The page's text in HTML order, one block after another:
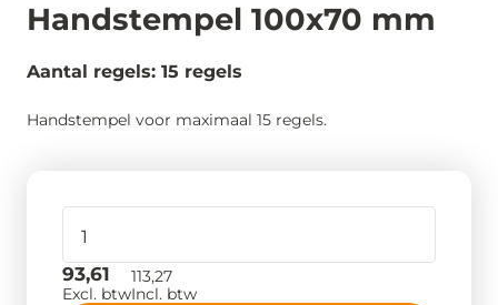
Handstempel 100x70 mm
Aantal regels: 15 regels
Handstempel voor maximaal 15 regels.
93,61
Excl. btw
113,27
Incl. btw